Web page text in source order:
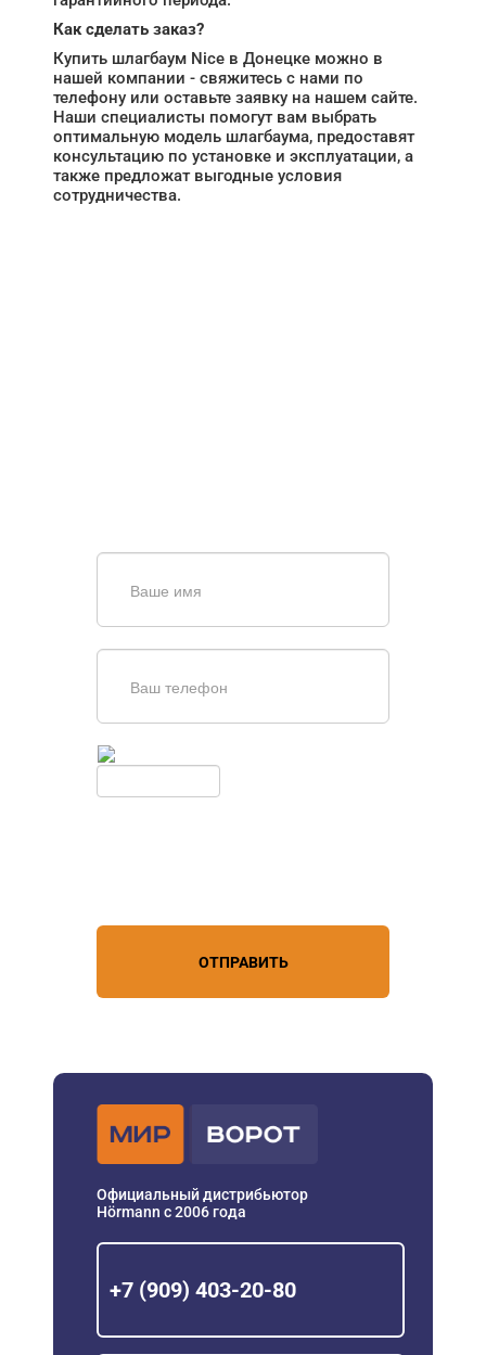
Как сделать заказ?
Купить шлагбаум Nice в Донецке можно в
нашей компании - свяжитесь с нами по
телефону или оставьте заявку на нашем сайте.
Наши специалисты помогут вам выбрать
оптимальную модель шлагбаума, предоставят
консультацию по установке и эксплуатации, а
также предложат выгодные условия
сотрудничества.
ОТПРАВИТЬ
Официальный дистрибьютор
Hörmann с 2006 года
+7 (909) 403-20-80